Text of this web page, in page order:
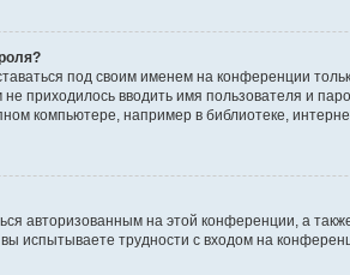
под своим именем на конференции
приходилось вводить имя пользователя и
компьютере, например в библиотеке,
авторизованным на этой конференции, а
испытываете трудности с входом на